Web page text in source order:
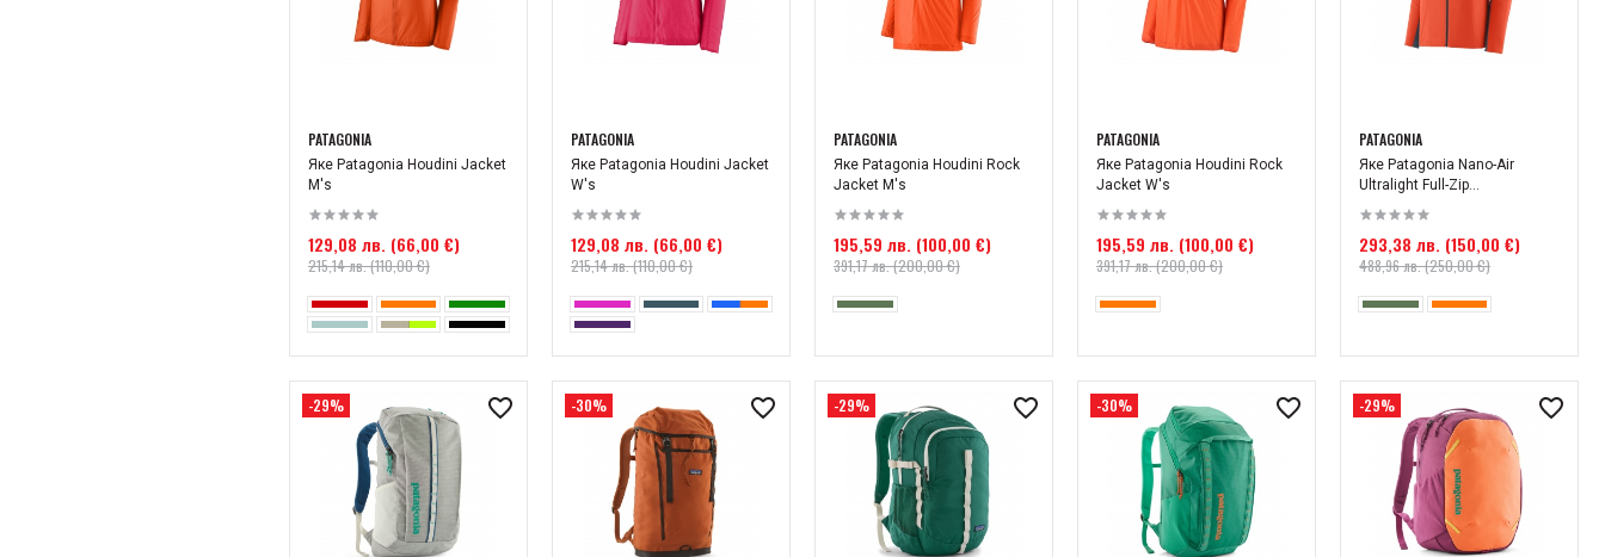
PATAGONIA
Яке Patagonia Houdini Jacket
M's
129,08 лв. (66,00 €)
215,14 лв. (110,00 €)
PATAGONIA
Яке Patagonia Houdini Jacket
W's
129,08 лв. (66,00 €)
215,14 лв. (110,00 €)
PATAGONIA
Яке Patagonia Houdini Rock
Jacket М's
195,59 лв. (100,00 €)
391,17 лв. (200,00 €)
PATAGONIA
Яке Patagonia Houdini Rock
Jacket W's
195,59 лв. (100,00 €)
391,17 лв. (200,00 €)
PATAGONIA
Яке Patagonia Nano-Air
Ultralight Full-Zip...
293,38 лв. (150,00 €)
488,96 лв. (250,00 €)
-29% -30% -29% -30% -29%